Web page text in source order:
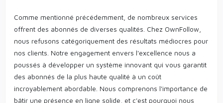
Comme mentionné précédemment, de nombreux services
offrent des abonnés de diverses qualités. Chez OwnFollow,
nous refusons catégoriquement des résultats médiocres pour
nos clients. Notre engagement envers l'excellence nous a
poussés à développer un système innovant qui vous garantit
des abonnés de la plus haute qualité à un coût
incroyablement abordable. Nous comprenons l'importance de
bâtir une présence en ligne solide, et c'est pourquoi nous